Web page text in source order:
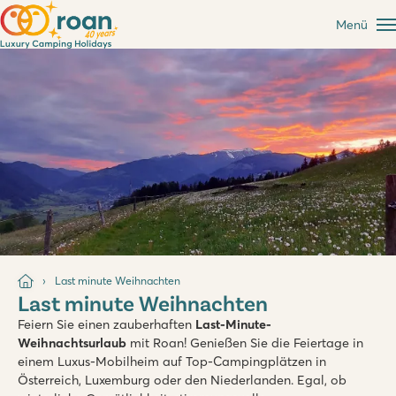
Menü
Last minute Weihnachten
Last minute Weihnachten
Feiern Sie einen zauberhaften Last-Minute-
Weihnachtsurlaub mit Roan! Genießen Sie die Feiertage in
einem Luxus-Mobilheim auf Top-Campingplätzen in
Österreich, Luxemburg oder den Niederlanden. Egal, ob